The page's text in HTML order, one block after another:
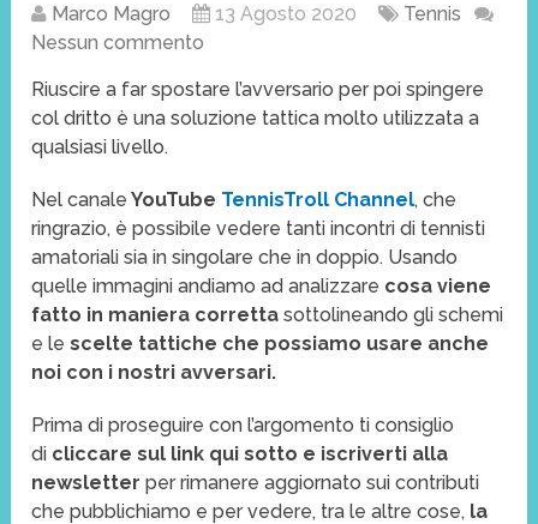
Marco Magro 13 Agosto 2020
Tennis
Nessun commento
Riuscire a far spostare l’avversario per poi spingere
col dritto è una soluzione tattica molto utilizzata a
qualsiasi livello.
Nel canale YouTube TennisTroll Channel, che
ringrazio, è possibile vedere tanti incontri di tennisti
amatoriali sia in singolare che in doppio. Usando
quelle immagini andiamo ad analizzare cosa viene
fatto in maniera corretta sottolineando gli schemi
e lescelte tattiche che possiamo usare anche
noi con i nostri avversari.
Prima di proseguire con l’argomento ti consiglio
di cliccare sul link qui sotto e iscriverti alla
newsletterper rimanere aggiornato sui contributi
che pubblichiamo e per vedere, tra le altre cose, la